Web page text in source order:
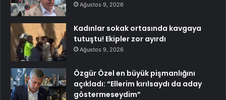
Ağustos 9, 2026
Kadınlar sokak ortasında kavgaya
tutuştu! Ekipler zor ayırdı
Ağustos 9, 2026
Özgür Özel en büyük pişmanlığını
açıkladı: “Ellerim kırılsaydı da aday
göstermeseydim”